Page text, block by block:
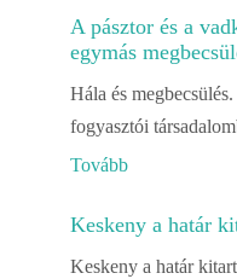
A pásztor és a
egymás
Hála és
fogyasztói
Tovább
Keskeny a határ
Keskeny a határ